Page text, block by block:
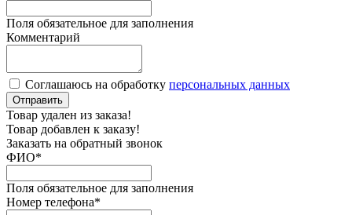
Поля обязательное для заполнения
Комментарий
Соглашаюсь на обработку персональных данных
Отправить
Товар удален из заказа!
Товар добавлен к заказу!
Заказать на обратный звонок
ФИО*
Поля обязательное для заполнения
Номер телефона*